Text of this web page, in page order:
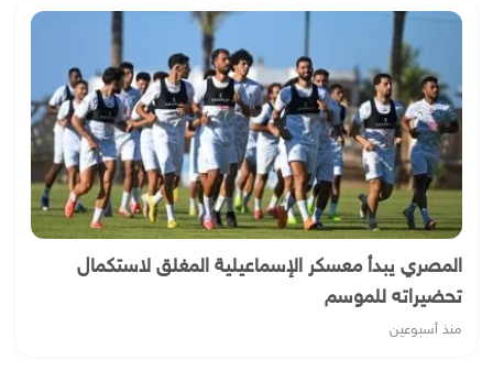
المصري يبدأ معسكر الإسماعيلية المغلق لاستكمال
تحضيراته للموسم
منذ أسبوعين